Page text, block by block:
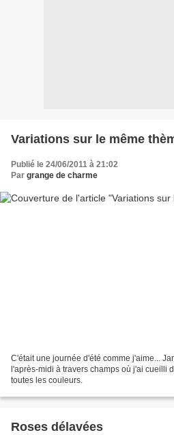
Variations sur le même
Publié le 24/06/2011 à 21:02
Par grange de charme
C'était une journée d'été comme j'aime...
l'après-midi à travers champs où j'ai cueilli
toutes les couleurs.
Roses délavées